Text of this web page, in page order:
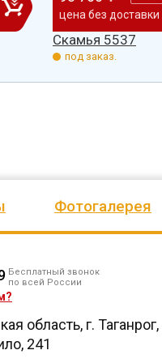
цена без доставки
Скамья 5537
под заказ.
Фотогалерея
Бесплатный звонок
по всей России
область, г. Таганрог,
241